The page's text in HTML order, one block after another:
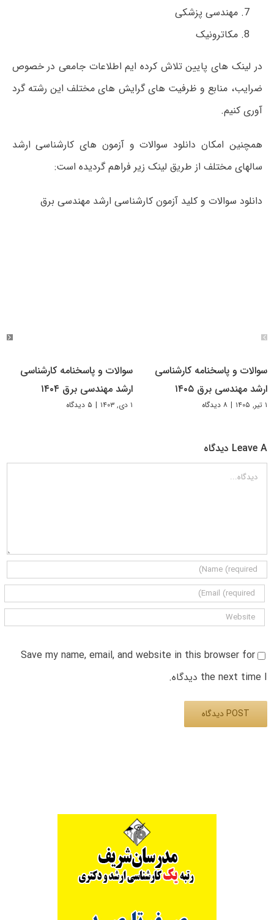
مهندسی پزشکی
مکاترونیک
در لینک های پایین تلاش کرده ایم اطلاعات جامعی در خصوص
ضرایب، منابع و ظرفیت های گرایش های مختلف این رشته گرد
آوری کنیم.
همچنین امکان دانلود سوالات و آزمون های کارشناسی ارشد
سالهای مختلف از طریق لینک زیر فراهم گردیده است:
دانلود سوالات و کلید آزمون کارشناسی ارشد مهندسی برق
سوالات و پاسخنامه کارشناسی
ارشد مهندسی برق ۱۴۰۵
۱ تیر, ۱۴۰۵ | ۸ دیدگاه
سوالات و پاسخنامه کارشناسی
ارشد مهندسی برق ۱۴۰۴
۱ دی, ۱۴۰۳ | ۵ دیدگاه
Leave A دیدگاه
دیدگاه
Save my name, email, and website in this browser for
the next time I دیدگاه.